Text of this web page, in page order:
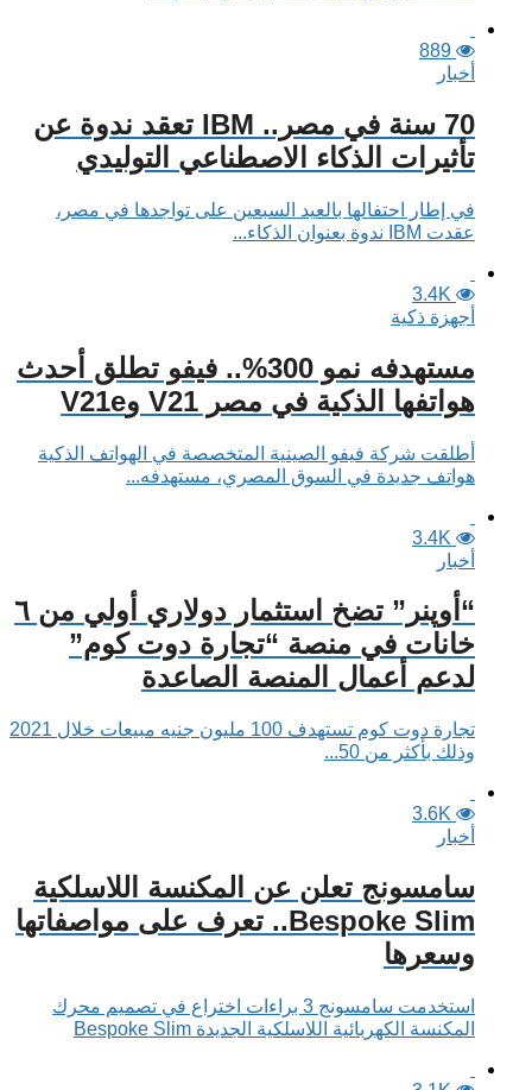
889
أخبار
70 سنة في مصر.. IBM تعقد ندوة عن
تأثيرات الذكاء الاصطناعي التوليدي
في إطار احتفالها بالعيد السبعين على تواجدها في مصر،
عقدت IBM ندوة بعنوان الذكاء...
3.4K
أجهزة ذكية
مستهدفه نمو 300%.. فيفو تطلق أحدث
هواتفها الذكية في مصر V21 وV21e
أطلقت شركة فيفو الصينية المتخصصة في الهواتف الذكية
هواتف جديدة في السوق المصري، مستهدفه...
3.4K
أخبار
“أوپنر” تضخ استثمار دولاري أولي من ٦
خانات في منصة “تجارة دوت كوم”
لدعم أعمال المنصة الصاعدة
تجارة دوت كوم تستهدف 100 مليون جنيه مبيعات خلال 2021
وذلك بأكثر من 50...
3.6K
أخبار
سامسونج تعلن عن المكنسة اللاسلكية
Bespoke Slim.. تعرف على مواصفاتها
وسعرها
استخدمت سامسونج 3 براءات اختراع في تصميم محرك
المكنسة الكهربائية اللاسلكية الجديدة Bespoke Slim